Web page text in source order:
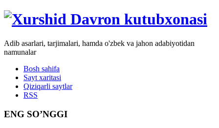
Adib asarlari, tarjimalari, hamda o'zbek va jahon adabiyotidan
namunalar
Bosh sahifa
Sayt xaritasi
Qiziqarli saytlar
RSS
ENG SO’NGGI